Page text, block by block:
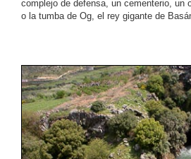
complejo de defensa, un cementerio, un
o la tumba de Og, el rey gigante de